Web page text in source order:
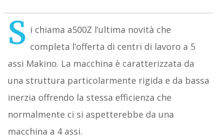
S i chiama a500Z l’ultima novità che
completa l’offerta di centri di lavoro a 5
assi Makino. La macchina è caratterizzata da
una struttura particolarmente rigida e da bassa
inerzia offrendo la stessa efficienza che
normalmente ci si aspetterebbe da una
macchina a 4 assi.